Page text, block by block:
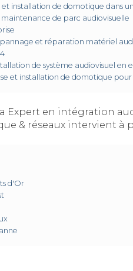
et installation de domotique dans
de parc audiovisuelle
et réparation matériel
de système audiovisuel en
et installation de domotique
Expert en intégration
& réseaux intervient à
d'Or